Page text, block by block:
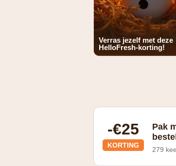
Verras jezelf met deze
HelloFresh-korting!
-€25
KORTING
Pak
279